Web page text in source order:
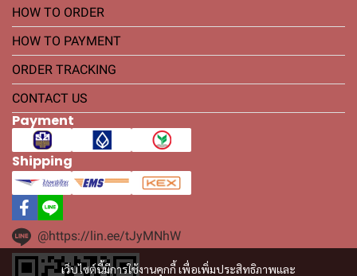
เว็บไซต์นี้มีการใช้งานคุกกี้ เพื่อเพิ่มประสิทธิภาพและ
HOW TO ORDER
HOW TO PAYMENT
ORDER TRACKING
CONTACT US
Payment
Shipping
@https://lin.ee/tJyMNhW